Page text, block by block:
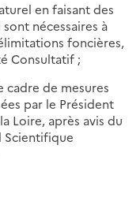
en faisant des
nécessaires à
foncières,
Consultatif ;
cadre de mesures
par le Président
Loire, après avis du
Scientifique